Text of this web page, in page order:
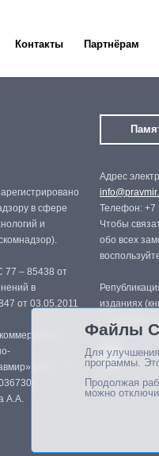
Контакты Партнёрам
в сфере
и
77 – 85438 от
в
от 03.05.2011
(АНО
А.А.
Адрес
Телефон: +7
Чтобы
обо всех
изданиях
Файлы
Для
программы.
Продолжая
можно